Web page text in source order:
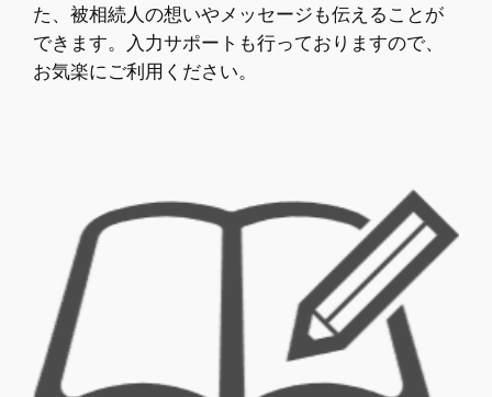
た、被相続人の想いやメッセージも伝えることが
できます。入力サポートも行っておりますので、
お気楽にご利用ください。